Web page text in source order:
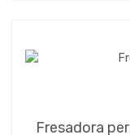
Fresadora